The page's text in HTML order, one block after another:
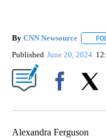
By CNN Newsource
Published June 20, 2024
Alexandra Ferguson